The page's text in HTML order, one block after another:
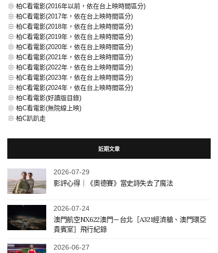
柏C看電影(2016年以前，依在台上映時間區分)
柏C看電影(2017年，依在台上映時間區分)
柏C看電影(2018年，依在台上映時間區分)
柏C看電影(2019年，依在台上映時間區分)
柏C看電影(2020年，依在台上映時間區分)
柏C看電影(2021年，依在台上映時間區分)
柏C看電影(2022年，依在台上映時間區分)
柏C看電影(2023年，依在台上映時間區分)
柏C看電影(2024年，依在台上映時間區分)
柏C看電影(好讀版目錄)
柏C看電影(無院線上映)
柏C趴趴走
近期文章
2026-07-29
影評心得｜《奧德賽》當史詩失去了魔法
2026-07-24
澳門航空NX622澳門－台北［A321經濟艙、澳門環亞
貴賓室］飛行紀錄
2026-06-27